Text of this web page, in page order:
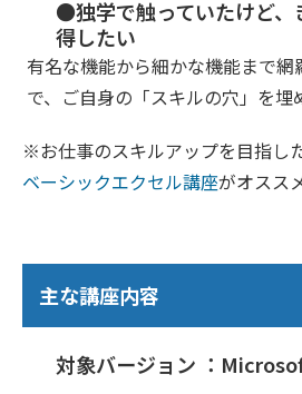
●独学で触っていたけど、
得したい
有名な機能から細かな機能まで
で、ご自身の「スキルの穴」を埋
※お仕事のスキルアップを目指し
ベーシックエクセル講座がオスス
主な講座内容
対象バージョン ：